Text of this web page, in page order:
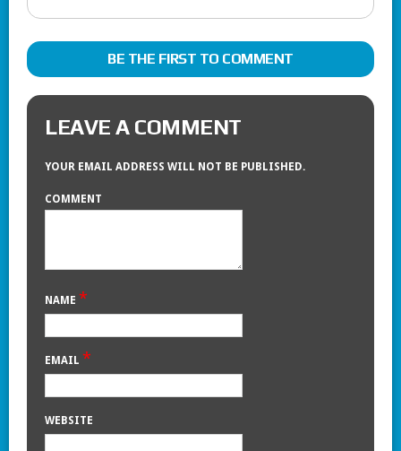
BE THE FIRST TO COMMENT
LEAVE A COMMENT
YOUR EMAIL ADDRESS WILL NOT BE PUBLISHED.
COMMENT
NAME *
EMAIL *
WEBSITE